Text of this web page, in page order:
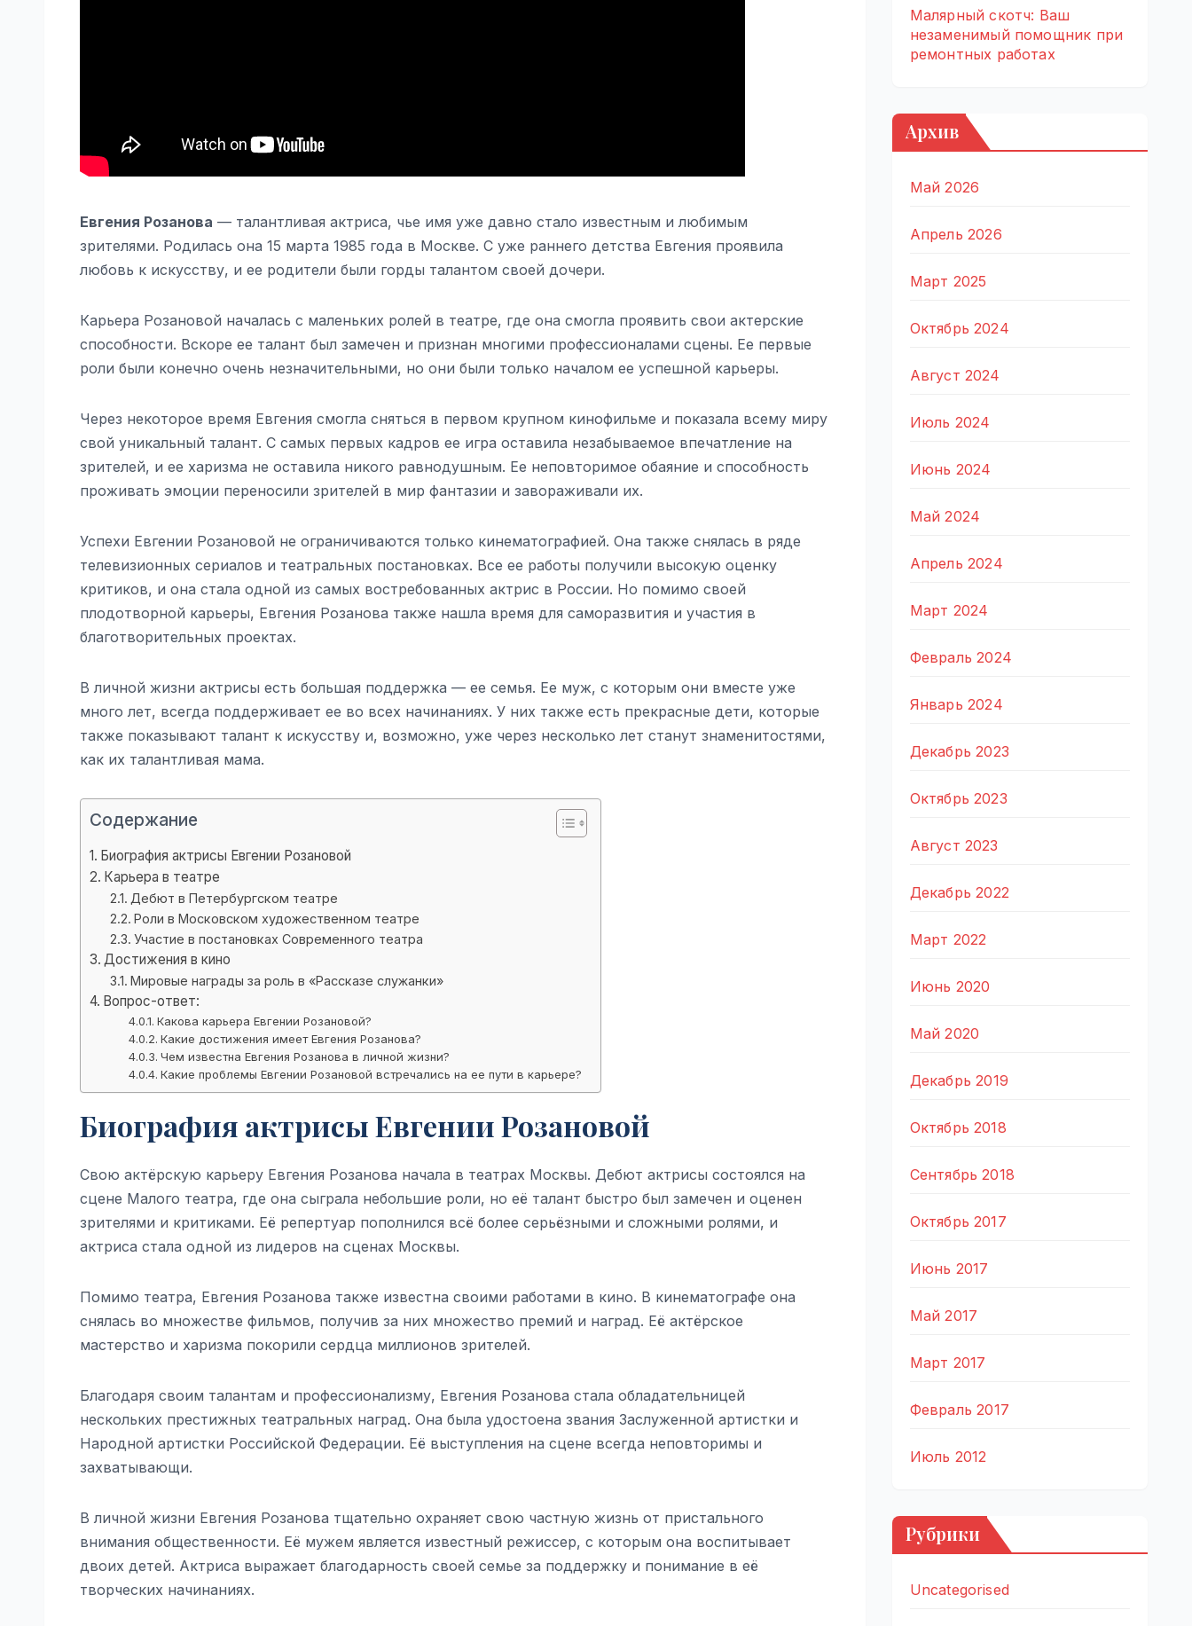
Евгения Розанова — талантливая актриса, чье имя уже давно стало известным и любимым
зрителями. Родилась она 15 марта 1985 года в Москве. С уже раннего детства Евгения проявила
любовь к искусству, и ее родители были горды талантом своей дочери.
Карьера Розановой началась с маленьких ролей в театре, где она смогла проявить свои актерские
способности. Вскоре ее талант был замечен и признан многими профессионалами сцены. Ее первые
роли были конечно очень незначительными, но они были только началом ее успешной карьеры.
Через некоторое время Евгения смогла сняться в первом крупном кинофильме и показала всему миру
свой уникальный талант. С самых первых кадров ее игра оставила незабываемое впечатление на
зрителей, и ее харизма не оставила никого равнодушным. Ее неповторимое обаяние и способность
проживать эмоции переносили зрителей в мир фантазии и завораживали их.
Успехи Евгении Розановой не ограничиваются только кинематографией. Она также снялась в ряде
телевизионных сериалов и театральных постановках. Все ее работы получили высокую оценку
критиков, и она стала одной из самых востребованных актрис в России. Но помимо своей
плодотворной карьеры, Евгения Розанова также нашла время для саморазвития и участия в
благотворительных проектах.
В личной жизни актрисы есть большая поддержка — ее семья. Ее муж, с которым они вместе уже
много лет, всегда поддерживает ее во всех начинаниях. У них также есть прекрасные дети, которые
также показывают талант к искусству и, возможно, уже через несколько лет станут знаменитостями,
как их талантливая мама.
Содержание
Биография актрисы Евгении Розановой
Карьера в театре
Дебют в Петербургском театре
Роли в Московском художественном театре
Участие в постановках Современного театра
Достижения в кино
Мировые награды за роль в «Рассказе служанки»
Вопрос-ответ:
Какова карьера Евгении Розановой?
Какие достижения имеет Евгения Розанова?
Чем известна Евгения Розанова в личной жизни?
Какие проблемы Евгении Розановой встречались на ее пути в карьере?
Биография актрисы Евгении Розановой
Свою актёрскую карьеру Евгения Розанова начала в театрах Москвы. Дебют актрисы состоялся на
сцене Малого театра, где она сыграла небольшие роли, но её талант быстро был замечен и оценен
зрителями и критиками. Её репертуар пополнился всё более серьёзными и сложными ролями, и
актриса стала одной из лидеров на сценах Москвы.
Помимо театра, Евгения Розанова также известна своими работами в кино. В кинематографе она
снялась во множестве фильмов, получив за них множество премий и наград. Её актёрское
мастерство и харизма покорили сердца миллионов зрителей.
Благодаря своим талантам и профессионализму, Евгения Розанова стала обладательницей
нескольких престижных театральных наград. Она была удостоена звания Заслуженной артистки и
Народной артистки Российской Федерации. Её выступления на сцене всегда неповторимы и
захватывающи.
В личной жизни Евгения Розанова тщательно охраняет свою частную жизнь от пристального
внимания общественности. Её мужем является известный режиссер, с которым она воспитывает
двоих детей. Актриса выражает благодарность своей семье за поддержку и понимание в её
творческих начинаниях.
Малярный скотч: Ваш
незаменимый помощник при
ремонтных работах
Архив
Май 2026
Апрель 2026
Март 2025
Октябрь 2024
Август 2024
Июль 2024
Июнь 2024
Май 2024
Апрель 2024
Март 2024
Февраль 2024
Январь 2024
Декабрь 2023
Октябрь 2023
Август 2023
Декабрь 2022
Март 2022
Июнь 2020
Май 2020
Декабрь 2019
Октябрь 2018
Сентябрь 2018
Октябрь 2017
Июнь 2017
Май 2017
Март 2017
Февраль 2017
Июль 2012
Рубрики
Uncategorised